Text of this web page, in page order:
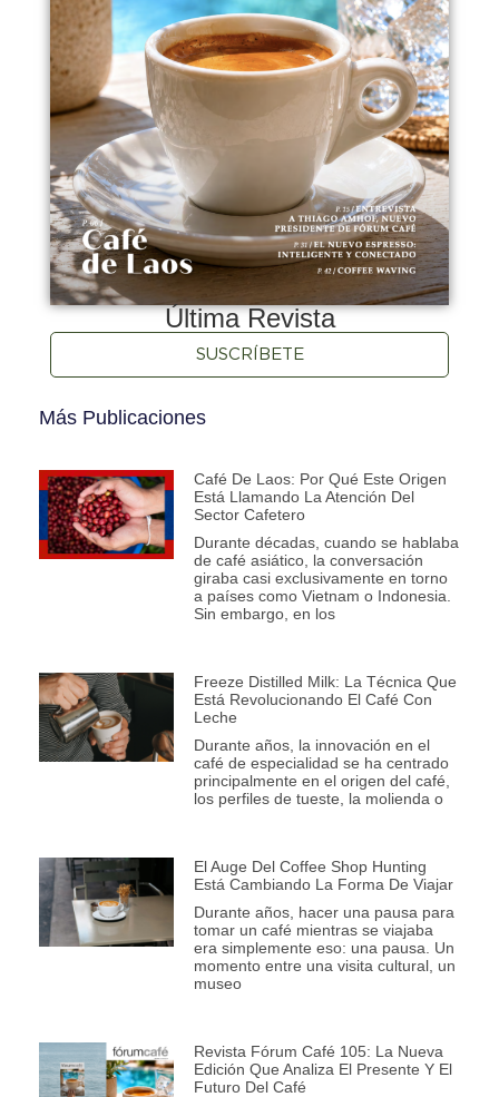
Última Revista
SUSCRÍBETE
Más Publicaciones
Café De Laos: Por Qué Este Origen
Está Llamando La Atención Del
Sector Cafetero
Durante décadas, cuando se hablaba
de café asiático, la conversación
giraba casi exclusivamente en torno
a países como Vietnam o Indonesia.
Sin embargo, en los
Freeze Distilled Milk: La Técnica Que
Está Revolucionando El Café Con
Leche
Durante años, la innovación en el
café de especialidad se ha centrado
principalmente en el origen del café,
los perfiles de tueste, la molienda o
El Auge Del Coffee Shop Hunting
Está Cambiando La Forma De Viajar
Durante años, hacer una pausa para
tomar un café mientras se viajaba
era simplemente eso: una pausa. Un
momento entre una visita cultural, un
museo
Revista Fórum Café 105: La Nueva
Edición Que Analiza El Presente Y El
Futuro Del Café